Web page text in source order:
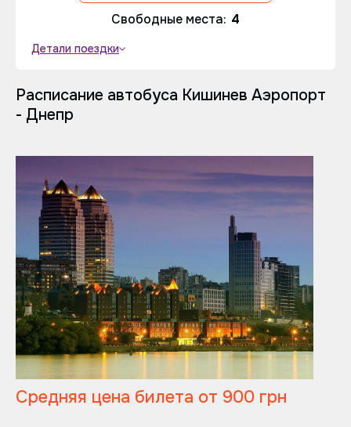
Свободные места: 4
Детали поездки
Расписание автобуса Кишинев Аэропорт
- Днепр
Средняя цена билета от 900 грн